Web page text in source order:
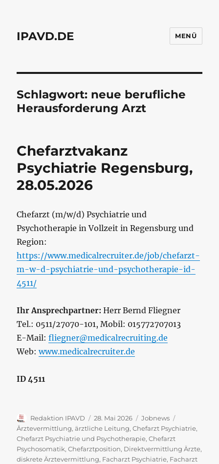
IPAVD.DE MENÜ
Schlagwort: neue berufliche
Herausforderung Arzt
Chefarztvakanz
Psychiatrie Regensburg,
28.05.2026
Chefarzt (m/w/d) Psychiatrie und
Psychotherapie in Vollzeit in Regensburg und
Region:
https://www.medicalrecruiter.de/job/chefarzt-
m-w-d-psychiatrie-und-psychotherapie-id-
4511/
Ihr Ansprechpartner: Herr Bernd Fliegner
Tel.: 0511/27070-101, Mobil: 015772707013
E-Mail:fliegner@medicalrecruiting.de
Web:www.medicalrecruiter.de
ID 4511
Autor
Redaktion IPAVD
Veröffentlicht
am
28. Mai 2026 Kategorien
Jobnews
Ärztevermittlung,ärztliche Leitung,Chefarzt Psychiatrie,
Chefarzt Psychiatrie und Psychotherapie,Chefarzt
Psychosomatik,Chefarztposition, Direktvermittlung Ärzte,
diskrete Ärztevermittlung, Facharzt Psychiatrie, Facharzt